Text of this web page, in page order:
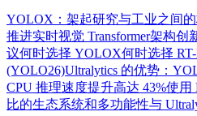
YOLOX：架起研究与工业之间
推进实时视觉 Transformer架构创
议何时选择 YOLOX何时选择
(YOLO26)Ultralytics 的优势：
CPU 推理速度提升高达 43%使用
比的生态系统和多功能性与